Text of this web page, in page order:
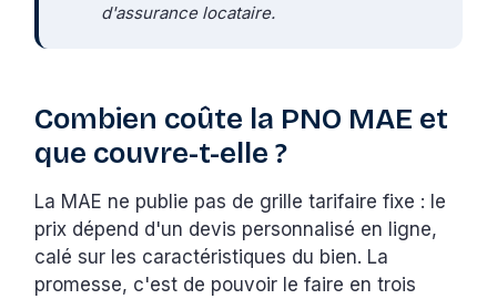
d'assurance locataire.
Combien coûte la PNO MAE et
que couvre-t-elle ?
La MAE ne publie pas de grille tarifaire fixe : le
prix dépend d'un devis personnalisé en ligne,
calé sur les caractéristiques du bien. La
promesse, c'est de pouvoir le faire en trois